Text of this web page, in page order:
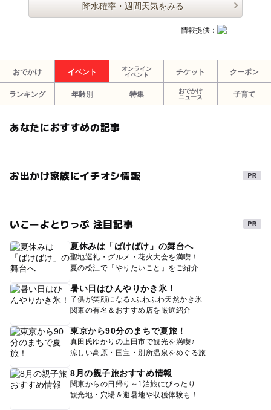
降水確率・週間天気をみる
情報提供：
おでかけ イベント
オンライン
イベント
チケット クーポン
ランキング 年齢別 特集
おでかけ
ニュース
子育て
あなたにおすすめの記事
お出かけ家族にイチオシ情報
いこーよとりっぷ 注目記事
夏休みは「ばけばけ」の舞台へ
聖地巡礼・グルメ・花火大会を満喫！
夏の松江で「やりたいこと」をご紹介
暑い日はひんやりかき氷！
子供が笑顔になる♪ふわふわ天然かき氷
関東の有名＆おすすめ店を厳選紹介
東京から90分のまちで夏旅！
真田氏ゆかりの上田市で観光を満喫♪
涼しい高原・国宝・別所温泉をめぐる旅
8月の親子旅おすすめ情報
関東からの日帰り～1泊旅にぴったり
観光地・穴場＆避暑地や収穫体験も！